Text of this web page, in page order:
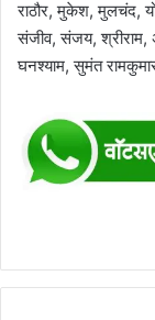
राठौर, मुकेश, मुलचंद,
संजीव, संजय,
घनश्याम, सुमंत